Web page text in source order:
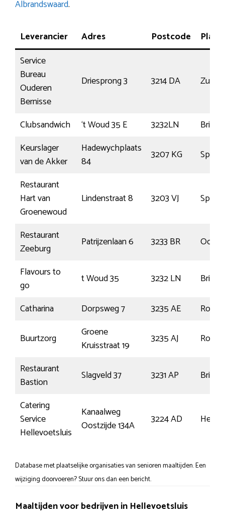
Albrandswaard.
Leverancier Adres Postcode
Plaats
Service
Bureau
Ouderen
Bernisse
Driesprong 3 3214 DA
Clubsandwich ‘t Woud 35 E 3232LN
Brielle
Keurslager
van de Akker
Hadewychplaats
84
3207 KG
Restaurant
Hart van
Groenewoud
Lindenstraat 8 3203 VJ
Restaurant
Zeeburg
Patrijzenlaan 6 3233 BR
Flavours to
go
t Woud 35 3232 LN
Brielle
Catharina
Dorpsweg 7 3235 AE
Buurtzorg
Groene
Kruisstraat 19
3235 AJ
Restaurant
Bastion
Slagveld 37 3231 AP
Brielle
Catering
Service
Hellevoetsluis
Kanaalweg
Oostzijde 134A
3224 AD
Database met plaatselijke organisaties van senioren maaltijden. Een
wijziging doorvoeren? Stuur ons dan een bericht.
Maaltijden voor bedrijven in Hellevoetsluis